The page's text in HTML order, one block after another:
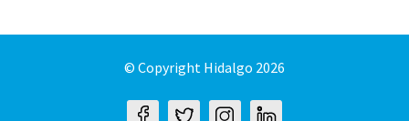
© Copyright Hidalgo 2026